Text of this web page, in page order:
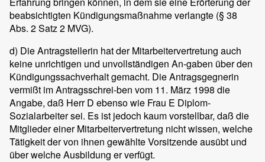
beabsichtigten Kündigungsmaßnahme verlangte (§ 38
Abs. 2 Satz 2 MVG).
d) Die Antragstellerin hat der Mitarbeitervertretung auch
keine unrichtigen und unvollständigen An-gaben über den
Kündigungssachverhalt gemacht. Die Antragsgegnerin
vermißt im Antragsschrei-ben vom 11. März 1998 die
Angabe, daß Herr D ebenso wie Frau E Diplom-
Sozialarbeiter sei. Es ist jedoch kaum vorstellbar, daß die
Mitglieder einer Mitarbeitervertretung nicht wissen, welche
Tätigkeit der von ihnen gewählte Vorsitzende ausübt und
über welche Ausbildung er verfügt.